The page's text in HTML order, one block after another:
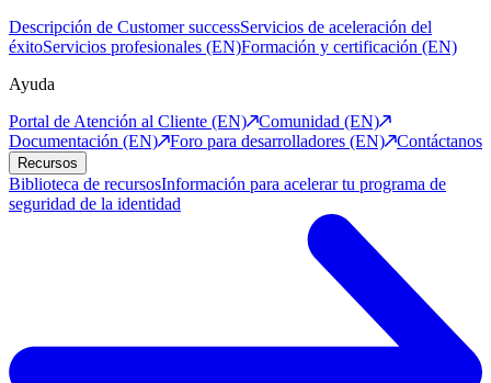
Descripción de Customer successServicios de aceleración del
éxitoServicios profesionales (EN)Formación y certificación (EN)
Ayuda
Portal de Atención al Cliente (EN)
Comunidad (EN)
Documentación (EN)
Foro para desarrolladores (EN) Contáctanos
Recursos
Biblioteca de recursosInformación para acelerar tu programa de
seguridad de la identidad